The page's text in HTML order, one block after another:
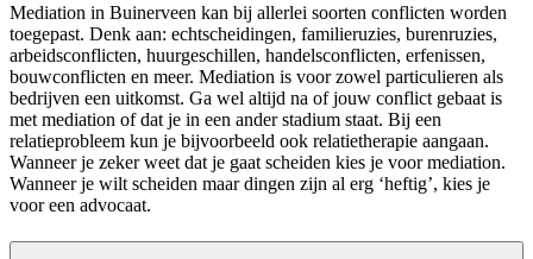
Mediation in Buinerveen kan bij allerlei soorten conflicten worden
toegepast. Denk aan: echtscheidingen, familieruzies, burenruzies,
arbeidsconflicten, huurgeschillen, handelsconflicten, erfenissen,
bouwconflicten en meer. Mediation is voor zowel particulieren als
bedrijven een uitkomst. Ga wel altijd na of jouw conflict gebaat is
met mediation of dat je in een ander stadium staat. Bij een
relatieprobleem kun je bijvoorbeeld ook relatietherapie aangaan.
Wanneer je zeker weet dat je gaat scheiden kies je voor mediation.
Wanneer je wilt scheiden maar dingen zijn al erg ‘heftig’, kies je
voor een advocaat.